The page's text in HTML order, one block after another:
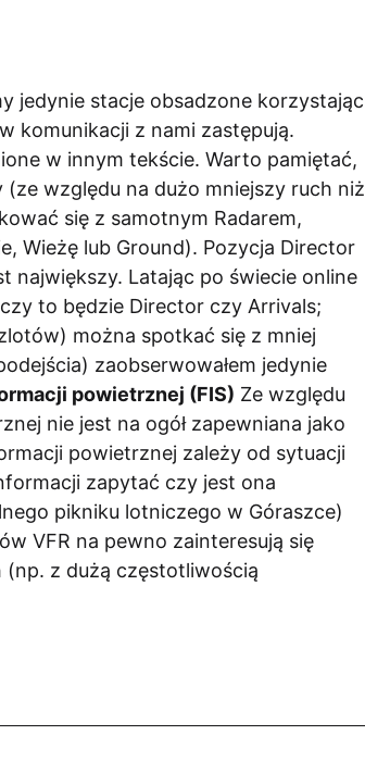
jedynie stacje obsadzone korzystając
komunikacji z nami zastępują.
w innym tekście. Warto pamiętać,
względu na dużo mniejszy ruch niż
się z samotnym Radarem,
Wieżę lub Ground). Pozycja Director
największy. Latając po świecie online
to będzie Director czy Arrivals;
można spotkać się z mniej
zaobserwowałem jedynie
powietrznej (FIS) Ze względu
nie jest na ogół zapewniana jako
powietrznej zależy od sytuacji
zapytać czy jest ona
pikniku lotniczego w Góraszce)
VFR na pewno zainteresują się
z dużą częstotliwością